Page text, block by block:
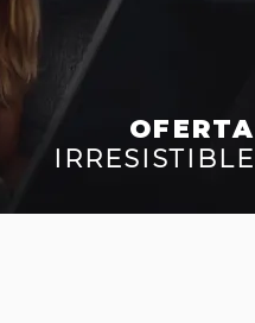
OFERTA
IRRESISTIBLE